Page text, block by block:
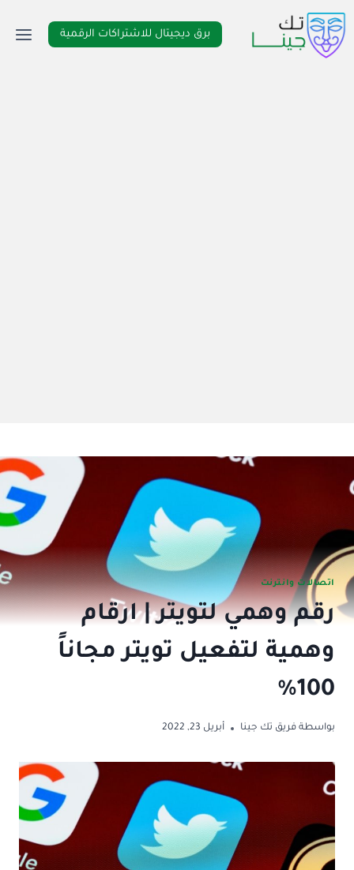
التجاوز
إلى
المحتوى
برق ديجيتال للاشتراكات الرقمية
اتصالات وانترنت
رقم وهمي لتويتر | ارقام
وهمية لتفعيل تويتر مجاناً
100%
بواسطة فريق تك جينا أبريل 23, 2022